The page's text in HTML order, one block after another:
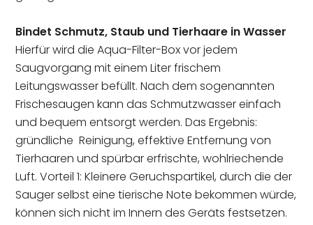
Bindet Schmutz, Staub und Tierhaare in Wasser
Hierfür wird die Aqua-Filter-Box vor jedem
Saugvorgang mit einem Liter frischem
Leitungswasser befüllt. Nach dem sogenannten
Frischesaugen kann das Schmutzwasser einfach
und bequem entsorgt werden. Das Ergebnis:
gründliche Reinigung, effektive Entfernung von
Tierhaaren und spürbar erfrischte, wohlriechende
Luft. Vorteil 1: Kleinere Geruchspartikel, durch die der
Sauger selbst eine tierische Note bekommen würde,
können sich nicht im Innern des Geräts festsetzen.